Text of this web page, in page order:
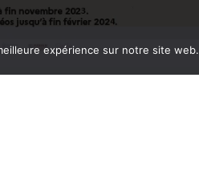
expérience sur notre site web.